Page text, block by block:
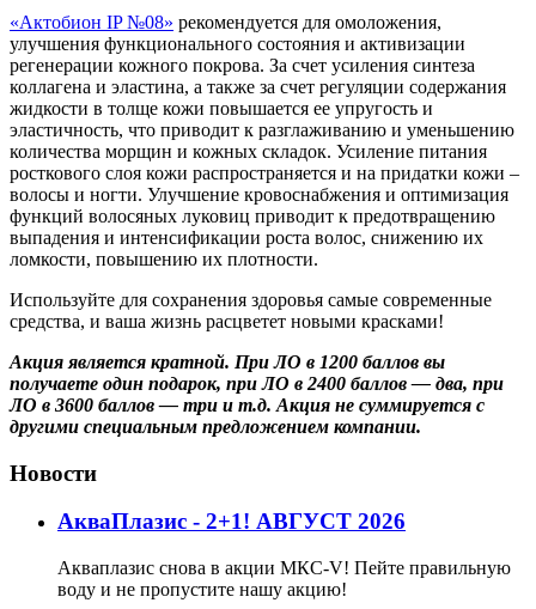
«Актобион IP №08» рекомендуется для омоложения,
улучшения функционального состояния и активизации
регенерации кожного покрова. За счет усиления синтеза
коллагена и эластина, а также за счет регуляции содержания
жидкости в толще кожи повышается ее упругость и
эластичность, что приводит к разглаживанию и уменьшению
количества морщин и кожных складок. Усиление питания
росткового слоя кожи распространяется и на придатки кожи –
волосы и ногти. Улучшение кровоснабжения и оптимизация
функций волосяных луковиц приводит к предотвращению
выпадения и интенсификации роста волос, снижению их
ломкости, повышению их плотности.
Используйте для сохранения здоровья самые современные
средства, и ваша жизнь расцветет новыми красками!
Акция является кратной. При ЛО в 1200 баллов вы
получаете один подарок, при ЛО в 2400 баллов — два, при
ЛО в 3600 баллов — три и т.д. Акция не суммируется с
другими специальным предложением компании.
Новости
АкваПлазис - 2+1! АВГУСТ 2026
Акваплазис снова в акции МКС-V! Пейте правильную
воду и не пропустите нашу акцию!